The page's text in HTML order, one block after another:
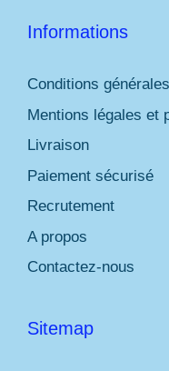
Informations
Conditions
Mentions légales et
Livraison
Paiement sécurisé
Recrutement
A propos
Contactez-nous
Sitemap